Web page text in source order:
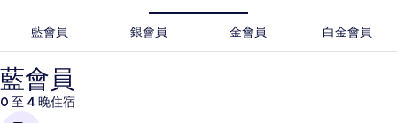
藍會員 銀會員 金會員 白金會員
藍會員
0 至 4 晚住宿